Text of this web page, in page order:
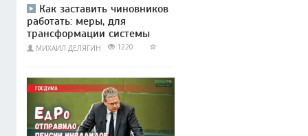
Как заставить чиновников
работать: меры, для
трансформации системы
МИХАИЛ ДЕЛЯГИН 1220